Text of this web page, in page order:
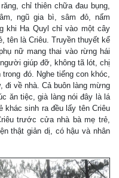
chỉ thiên chữa đau bụng,
ngũ gia bì, sâm đỏ, nấm
khi Ha Quyl chỉ vào một cây
tên là Criêu. Truyền thuyết kể
nữ mang thai vào rừng hái
giúp đỡ, không tã lót, chị
đó. Nghe tiếng con khóc,
đi về nhà. Cả buôn làng mừng
ăn tiệc, già làng nói đây là lá
sinh ra đều lấy tên Criêu
trước cửa nhà bà mẹ trẻ,
thật giản dị, có hậu và nhân